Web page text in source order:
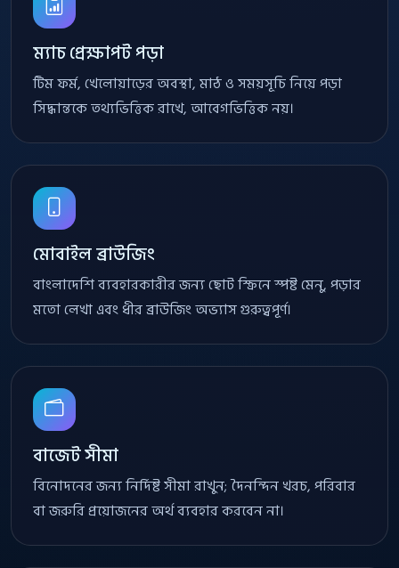
ম্যাচ প্রেক্ষাপট পড়া
টিম ফর্ম, খেলোয়াড়ের অবস্থা, মাঠ ও সময়সূচি নিয়ে পড়া
সিদ্ধান্তকে তথ্যভিত্তিক রাখে, আবেগভিত্তিক নয়।
মোবাইল ব্রাউজিং
বাংলাদেশি ব্যবহারকারীর জন্য ছোট স্ক্রিনে স্পষ্ট মেনু, পড়ার
মতো লেখা এবং ধীর ব্রাউজিং অভ্যাস গুরুত্বপূর্ণ।
বাজেট সীমা
বিনোদনের জন্য নির্দিষ্ট সীমা রাখুন; দৈনন্দিন খরচ, পরিবার
বা জরুরি প্রয়োজনের অর্থ ব্যবহার করবেন না।